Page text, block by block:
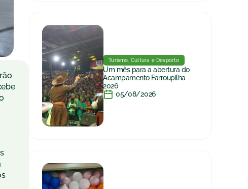
Turismo, Cultura e Desporto
Um mês para a abertura do
Acampamento Farroupilha
2026
05/08/2026